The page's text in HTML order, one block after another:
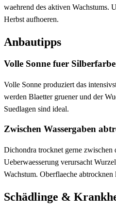
waehrend des aktiven Wachstums.
Herbst aufhoeren.
Anbautipps
Volle Sonne fuer Silberfarbe
Volle Sonne produziert das
werden Blaetter gruener und der
Suedlagen sind ideal.
Zwischen Wassergaben
Dichondra trocknet gerne zwischen
Ueberwaesserung verursacht
Wachstum. Oberflaeche abtrocknen
Schädlinge &